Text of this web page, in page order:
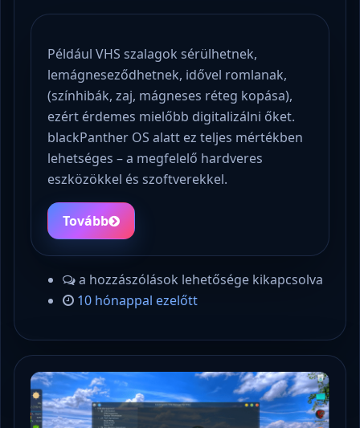
Például VHS szalagok sérülhetnek,
lemágneseződhetnek, idővel romlanak,
(színhibák, zaj, mágneses réteg kopása),
ezért érdemes mielőbb digitalizálni őket.
blackPanther OS alatt ez teljes mértékben
lehetséges – a megfelelő hardveres
eszközökkel és szoftverekkel.
Tovább
a hozzászólások lehetősége kikapcsolva
10 hónappal ezelőtt